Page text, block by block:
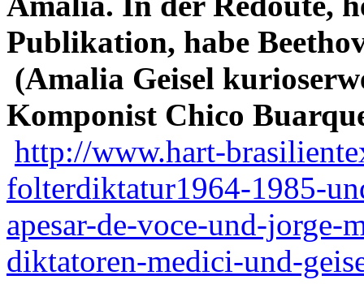
Publikation, habe
(Amalia Geisel
Komponist Chico
http://www.hart-
folterdiktatur1964-1985-
apesar-de-voce-und-
diktatoren-medici-und-